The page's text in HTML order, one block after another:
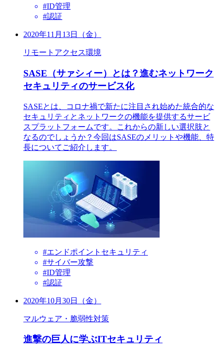
#ID管理
#認証
2020年11月13日（金）
リモートアクセス環境
SASE（サァシィー）とは？進むネットワーク
セキュリティのサービス化
SASEとは、コロナ禍で新たに注目され始めた統合的な
セキュリティとネットワークの機能を提供するサービ
スプラットフォームです。これからの新しい選択肢と
なるのでしょうか？今回はSASEのメリットや機能、特
長についてご紹介します。
#エンドポイントセキュリティ
#サイバー攻撃
#ID管理
#認証
2020年10月30日（金）
マルウェア・脆弱性対策
進撃の巨人に学ぶITセキュリティ